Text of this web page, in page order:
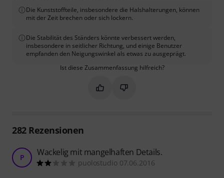
Die Kunststoffteile, insbesondere die Halshalterungen, können
mit der Zeit brechen oder sich lockern.
Die Stabilität des Ständers könnte verbessert werden,
insbesondere in seitlicher Richtung, und einige Benutzer
empfanden den Neigungswinkel als etwas zu ausgeprägt.
Ist diese Zusammenfassung hilfreich?
Markieren Sie diese
Markieren Sie diese
282Rezensionen
P Wackelig mit mangelhaften Details.
puolostudio 07.06.2016